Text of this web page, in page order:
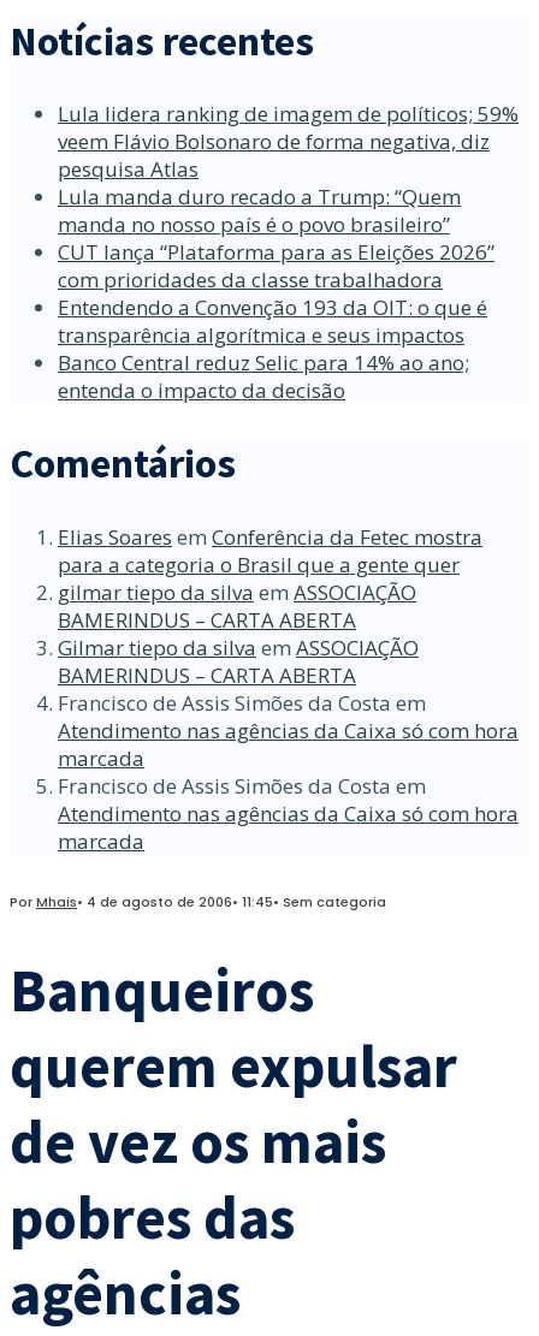
Notícias recentes
Lula lidera ranking de imagem de políticos; 59%
veem Flávio Bolsonaro de forma negativa, diz
pesquisa Atlas
Lula manda duro recado a Trump: “Quem
manda no nosso país é o povo brasileiro”
CUT lança “Plataforma para as Eleições 2026”
com prioridades da classe trabalhadora
Entendendo a Convenção 193 da OIT: o que é
transparência algorítmica e seus impactos
Banco Central reduz Selic para 14% ao ano;
entenda o impacto da decisão
Comentários
Elias Soares em Conferência da Fetec mostra
para a categoria o Brasil que a gente quer
gilmar tiepo da silva em ASSOCIAÇÃO
BAMERINDUS – CARTA ABERTA
Gilmar tiepo da silva em ASSOCIAÇÃO
BAMERINDUS – CARTA ABERTA
Francisco de Assis Simões da Costa em
Atendimento nas agências da Caixa só com hora
marcada
Francisco de Assis Simões da Costa em
Atendimento nas agências da Caixa só com hora
marcada
PorMhais• 4 de agosto de 2006• 11:45• Sem categoria
Banqueiros
querem expulsar
de vez os mais
pobres das
agências